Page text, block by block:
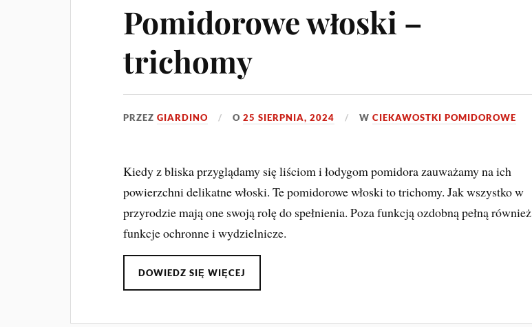
Pomidorowe włoski –
trichomy
PRZEZGIARDINO O25 SIERPNIA, 2024 WCIEKAWOSTKI POMIDOROWE
Kiedy z bliska przyglądamy się liściom i łodygom pomidora zauważamy na ich
powierzchni delikatne włoski. Te pomidorowe włoski to trichomy. Jak wszystko w
przyrodzie mają one swoją rolę do spełnienia. Poza funkcją ozdobną pełną również
funkcje ochronne i wydzielnicze.
DOWIEDZ SIĘ WIĘCEJ